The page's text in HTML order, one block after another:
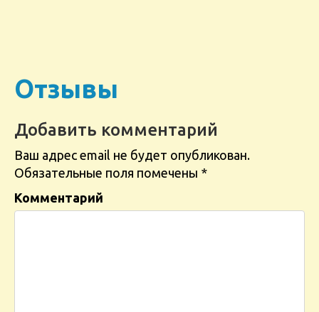
Отзывы
Добавить комментарий
Ваш адрес email не будет опубликован.
Обязательные поля помечены *
Комментарий